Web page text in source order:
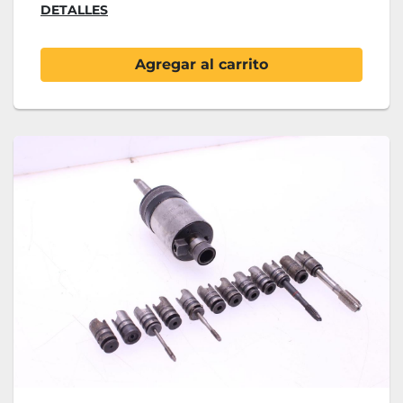
DETALLES
Agregar al carrito